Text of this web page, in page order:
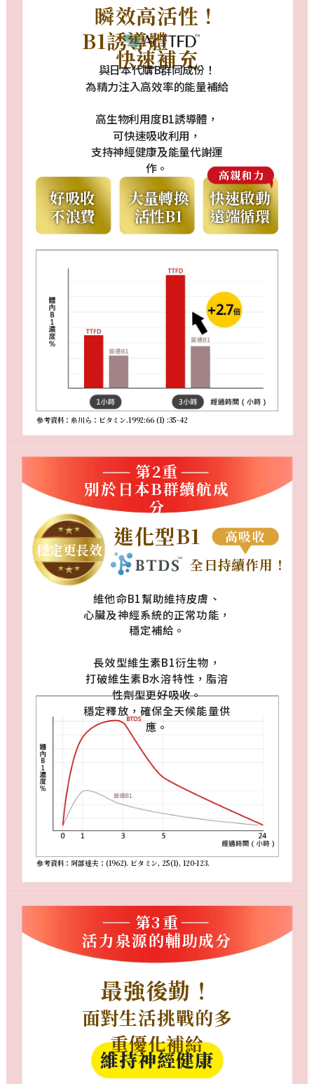
瞬效高活性！
B1誘導體
快速補充
與日本代購B群同成份！
為精力注入高效率的能量補給
高生物利用度B1誘導體，
可快速吸收利用，
支持神經健康及能量代謝運
作。
好吸收
不浪費
大量轉換
活性B1
高親和力
快速啟動
遠端循環
參考資料：糸川ら：ビタミン.1992:66 (1) :35-42
第2重
別於日本B群續航成
分
穩定更長效 進化型B1 高吸收
全日持續作用！
維他命B1幫助維持皮膚、
心臟及神經系統的正常功能，
穩定補給。
長效型維生素B1衍生物，
打破維生素B水溶特性，脂溶
性劑型更好吸收。
穩定釋放，確保全天候能量供
應。
參考資料：阿部達夫：(1962). ビタミン, 25(1), 120-123.
第3重
活力泉源的輔助成分
最強後勤！
面對生活挑戰的多
重優化補給
維持神經健康